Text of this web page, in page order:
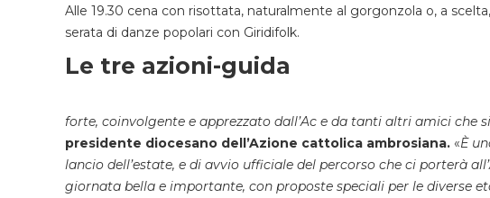
Alle 19.30 cena con risottata, naturalmente al gorgonzola o, a
serata di danze popolari con Giridifolk.
Le tre azioni-guida
forte, coinvolgente e apprezzato dall’Ac e da tanti altri amici che
presidente diocesano dell’Azione cattolica ambrosiana. «È
lancio dell’estate, e di avvio ufficiale del percorso che ci porterà
giornata bella e importante, con proposte speciali per le diverse